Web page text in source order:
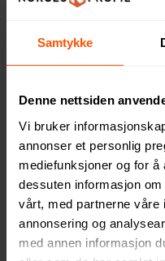
Samtykke
Denne nettsiden
Vi bruker
annonser et personlig
mediefunksjoner og for
dessuten informasjon
vårt, med partnerne våre
annonsering og
med annen informasjon
Grace 30" Stormsikker